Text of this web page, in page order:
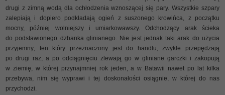
drugi z zimną wodą dla ochłodzenia wznoszącej się pary. Wszystkie szpary
zalepiają i dopiero podkładają ogień z suszonego krowińca, z początku
mocny, później wolniejszy i umiarkowawszy. Odchodzący arak ścieka
do podstawionego dzbanka glinianego. Nie jest jednak taki arak do użycia
przyjemny; ten który przeznaczony jest do handlu, zwykle przepędzają
po drugi raz, a po odciągnięciu zlewają go w gliniane garczki i zakopują
w ziemię, w której przynajmniej rok jeden, a w Batawii nawet po lat kilka
przebywa, nim się wyprawi i tej doskonałości osiągnie, w której do nas
przychodzi.